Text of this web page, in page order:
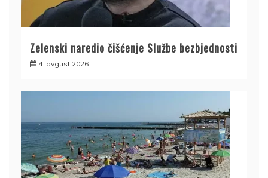
Zelenski naredio čišćenje Službe bezbjednosti
4. avgust 2026.